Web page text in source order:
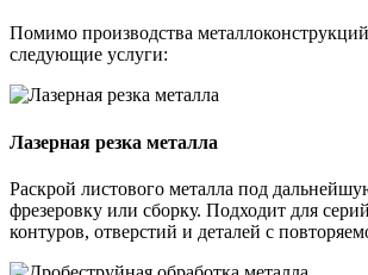
Помимо производства
следующие услуги:
Лазерная резка металла
Раскрой листового металла под
фрезеровку или сборку. Подходит для
контуров, отверстий и деталей с